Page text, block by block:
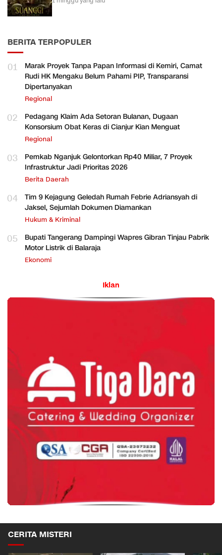
BERITA TERPOPULER
01
Marak Proyek Tanpa Papan Informasi di Kemiri, Camat
Rudi HK Mengaku Belum Pahami PIP, Transparansi
Dipertanyakan
Regional
02
Pedagang Klaim Ada Setoran Bulanan, Dugaan
Konsorsium Obat Keras di Cianjur Kian Menguat
Regional
03
Pemkab Nganjuk Gelontorkan Rp40 Miliar, 7 Proyek
Infrastruktur Jadi Prioritas 2026
Berita Daerah
04
Tim 9 Kejagung Geledah Rumah Febrie Adriansyah di
Jaksel, Sejumlah Dokumen Diamankan
Hukum & Kriminal
05
Bupati Tangerang Dampingi Wapres Gibran Tinjau Pabrik
Motor Listrik di Balaraja
Ekonomi
Iklan
CERITA MISTERI